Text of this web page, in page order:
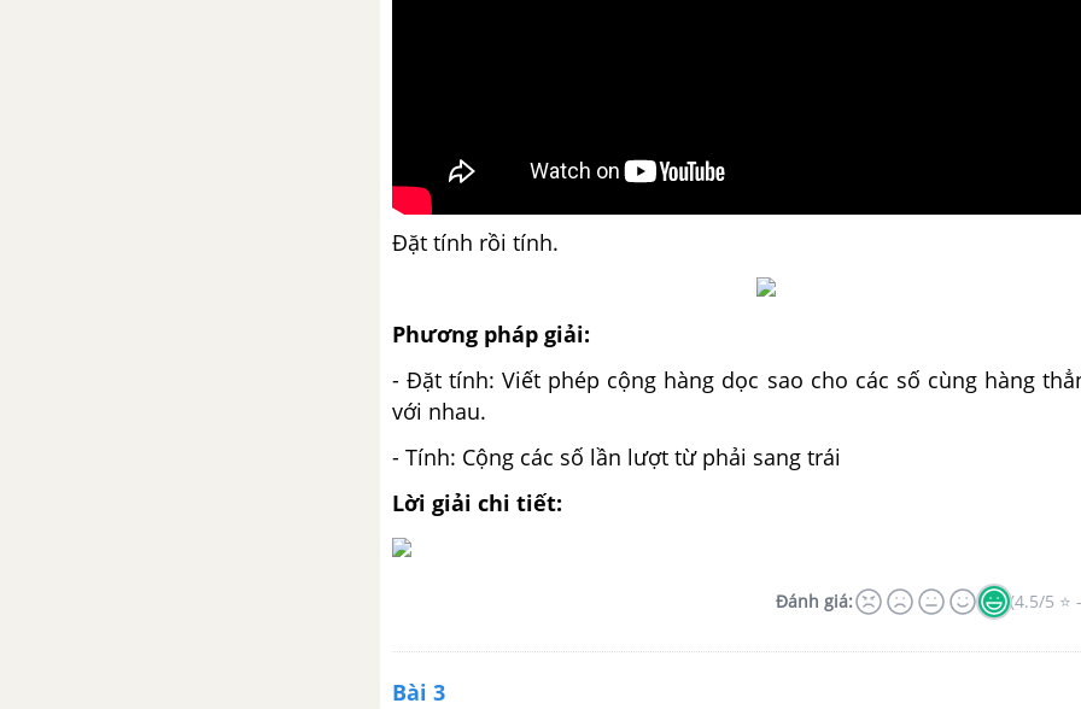
Đặt tính rồi tính.
Phương pháp giải:
- Đặt tính: Viết phép cộng hàng dọc sao cho các số cùng hàng
với nhau.
- Tính: Cộng các số lần lượt từ phải sang trái
Lời giải chi tiết:
Đánh giá: (4.5/5
Bài 3